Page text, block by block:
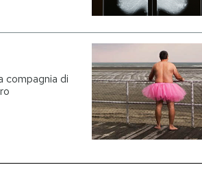
compagnia di